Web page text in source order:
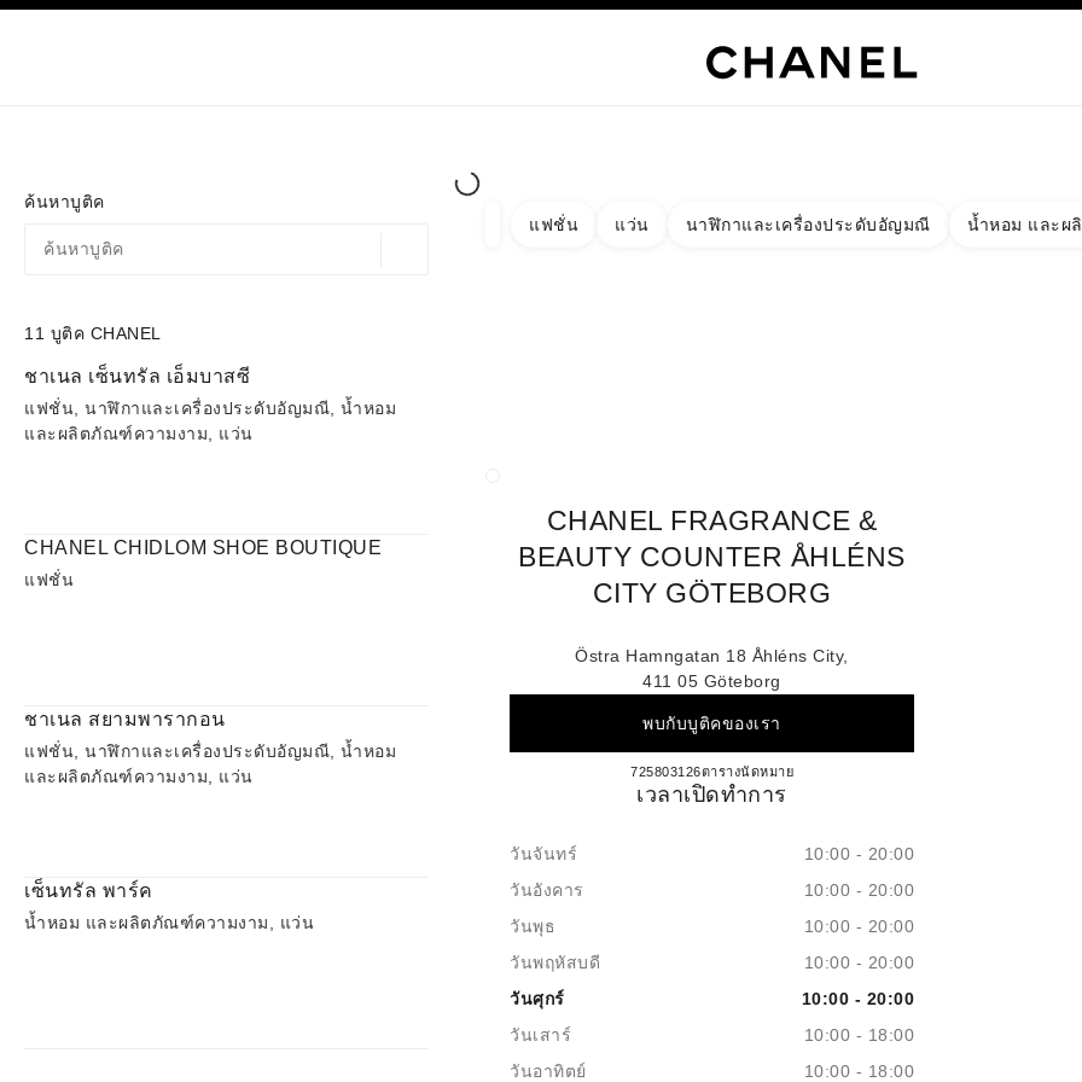
ค้นหาบูติค
11 บูติค CHANEL
ไปที่ตัวกรอง
ชาเนล เซ็นทรัล เอ็มบาสซี
แฟชั่น, นาฬิกาและเครื่องประดับอัญมณี, น้ำหอม
และผลิตภัณฑ์ความงาม, แว่น
CHANEL CHIDLOM SHOE BOUTIQUE
แฟชั่น
ชาเนล สยามพารากอน
แฟชั่น, นาฬิกาและเครื่องประดับอัญมณี, น้ำหอม
และผลิตภัณฑ์ความงาม, แว่น
เซ็นทรัล พาร์ค
น้ำหอม และผลิตภัณฑ์ความงาม, แว่น
CHANEL FRAGRANCE &
BEAUTY COUNTER ÅHLÉNS
CITY GÖTEBORG
Östra Hamngatan 18 Åhléns City,
411 05 Göteborg
พบกับบูติคของเรา
โทร
725803126ตารางนัดหมายCHANEL FRAGRANCE & BEAUTY
เวลาเปิดทำการ
วันจันทร์
10:00 - 20:00
วันอังคาร
10:00 - 20:00
วันพุธ
10:00 - 20:00
วันพฤหัสบดี
10:00 - 20:00
วันศุกร์
10:00 - 20:00
วันเสาร์
10:00 - 18:00
วันอาทิตย์
10:00 - 18:00
ตัวกรอง
ตัวกรองผลลัพธ์โดย:
แฟชั่น แว่น นาฬิกาและเครื่องประดับอัญมณี น้ำหอม และผ